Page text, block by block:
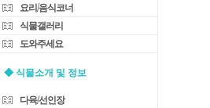
요리/음식코너
식물갤러리
도와주세요
◆ 식물소개 및 정보
다육/선인장